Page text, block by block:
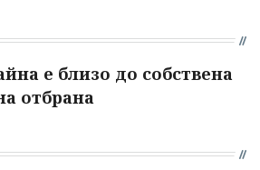
е близо до собствена
отбрана